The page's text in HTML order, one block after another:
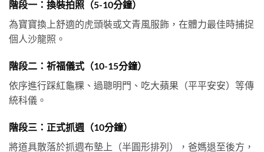
階段一：換裝拍照（5-10分鐘）
為寶寶換上舒適的虎頭裝或文青風服飾，在體力最佳時捕捉
個人沙龍照。
階段二：祈福儀式（10-15分鐘）
依序進行踩紅龜粿、過聰明門、吃大蘋果（平平安安）等傳
統科儀。
階段三：正式抓週（10分鐘）
將道具散落於抓週布墊上（半圓形排列），爸媽退至後方，